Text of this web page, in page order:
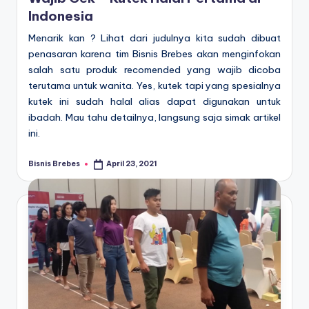
Indonesia
Menarik kan ? Lihat dari judulnya kita sudah dibuat
penasaran karena tim Bisnis Brebes akan menginfokan
salah satu produk recomended yang wajib dicoba
terutama untuk wanita. Yes, kutek tapi yang spesialnya
kutek ini sudah halal alias dapat digunakan untuk
ibadah. Mau tahu detailnya, langsung saja simak artikel
ini.
Posted
Bisnis Brebes April 23, 2021